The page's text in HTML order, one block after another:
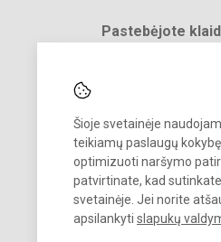
Šioje svetainėje
teikiamų paslaugų
optimizuoti naršymo
patvirtinate, kad
svetainėje. Jei norite
apsilankyti slapukų
Pastebėjote
© 2024. Vilniaus Jeruzalės
Kopijuoti turinį be raštiško